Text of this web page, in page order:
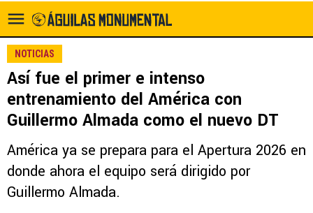
NOTICIAS
Así fue el primer e intenso
entrenamiento del América con
Guillermo Almada como el nuevo DT
América ya se prepara para el Apertura 2026 en
donde ahora el equipo será dirigido por
Guillermo Almada.